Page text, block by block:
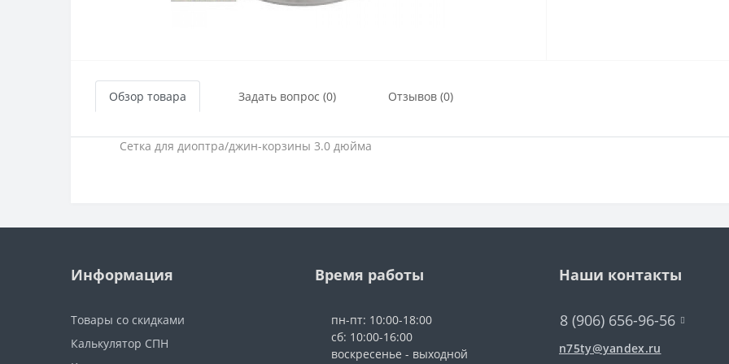
Обзор товара Задать вопрос (0) Отзывов (0)
Сетка для диоптра/джин-корзины 3.0 дюйма
Информация
Товары со скидками
Калькулятор СПН
Время работы
пн-пт: 10:00-18:00
сб: 10:00-16:00
воскресенье - выходной
Наши контакты
8 (906) 656-96-56
n75ty@yandex.ru